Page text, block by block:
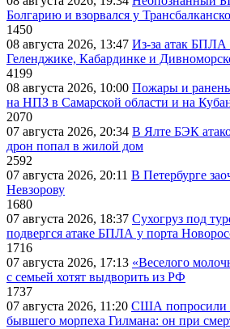
Болгарию и взорвался у
1450
08 августа 2026, 13:47 Из-за атак БПЛА
Геленджике, Кабардинке и
4199
08 августа 2026, 10:00 Пожары и
на НПЗ в Самарской области и на
2070
07 августа 2026, 20:34 В Ялте БЭК
дрон попал в жилой дом
2592
07 августа 2026, 20:11 В Петербурге
Невзорову
1680
07 августа 2026, 18:37 Сухогруз под
подвергся атаке БПЛА у порта
1716
07 августа 2026, 17:13 «Веселого
с семьей хотят выдворить из РФ
1737
07 августа 2026, 11:20 США попросили
бывшего морпеха Гилмана: он при